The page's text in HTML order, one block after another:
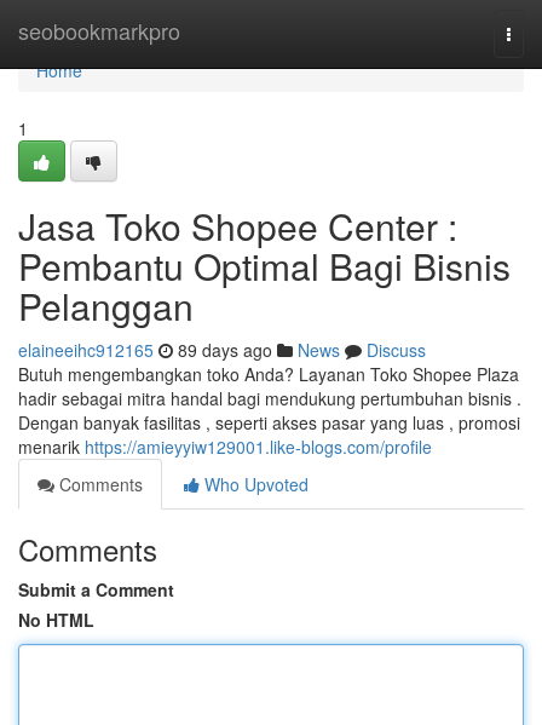
seobookmarkpro
Home
Home
1
Jasa Toko Shopee Center :
Pembantu Optimal Bagi Bisnis
Pelanggan
elaineeihc912165 89 days ago News
Discuss
Butuh mengembangkan toko Anda? Layanan Toko Shopee Plaza
hadir sebagai mitra handal bagi mendukung pertumbuhan bisnis .
Dengan banyak fasilitas , seperti akses pasar yang luas , promosi
menarik https://amieyyiw129001.like-blogs.com/profile
Comments
Who Upvoted
Comments
Submit a Comment
No HTML